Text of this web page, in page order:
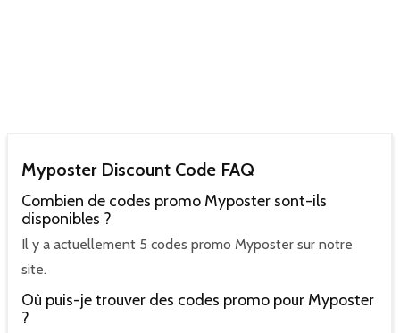
Myposter Discount Code FAQ
Combien de codes promo Myposter sont-ils
disponibles ?
Il y a actuellement 5 codes promo Myposter sur notre
site.
Où puis-je trouver des codes promo pour Myposter
?